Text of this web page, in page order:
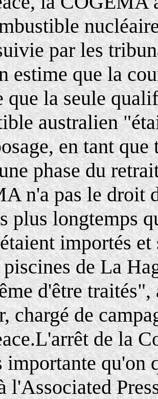
par les
estime que la
que la seule
australien
en tant
phase du
n'a pas le droit
plus longtemps
importés
de La
d'être
chargé de
de la
importante
l'Associated